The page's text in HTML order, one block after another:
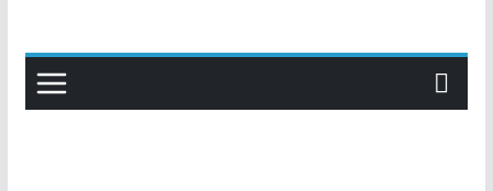
content